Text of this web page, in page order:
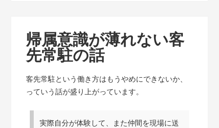
帰属意識が薄れない客
先常駐の話
客先常駐という働き方はもうやめにできないか、
っていう話が盛り上がっています。
実際自分が体験して、また仲間を現場に送